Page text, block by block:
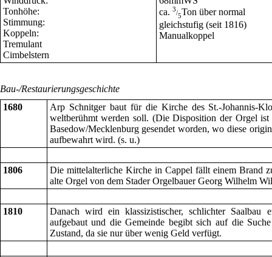
Tonhöhe:
Stimmung:
Koppeln:
Tremulant
Cimbelstern
ca. 3
/5Ton über normal
gleichstufig (seit 1816)
Manualkoppel
Bau-/Restaurierungsgeschichte
1680
Arp Schnitger baut für die Kirche des St.-Johannis-
weltberühmt werden soll. (Die Disposition der Orgel
Basedow/Mecklenburg gesendet worden, wo diese
aufbewahrt wird. (s. u.)
1806
Die mittelalterliche Kirche in Cappel fällt einem Brand
alte Orgel von dem Stader Orgelbauer Georg Wilhelm
1810
Danach wird ein klassizistischer, schlichter
aufgebaut und die Gemeinde begibt sich auf die
Zustand, da sie nur über wenig Geld verfügt.